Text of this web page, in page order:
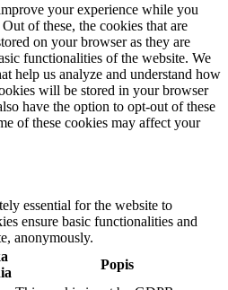
your experience while you
of these, the cookies that are
on your browser as they are
functionalities of the website. We
help us analyze and understand how
will be stored in your browser
have the option to opt-out of these
of these cookies may affect your
essential for the website to
ensure basic functionalities and
anonymously.
Popis